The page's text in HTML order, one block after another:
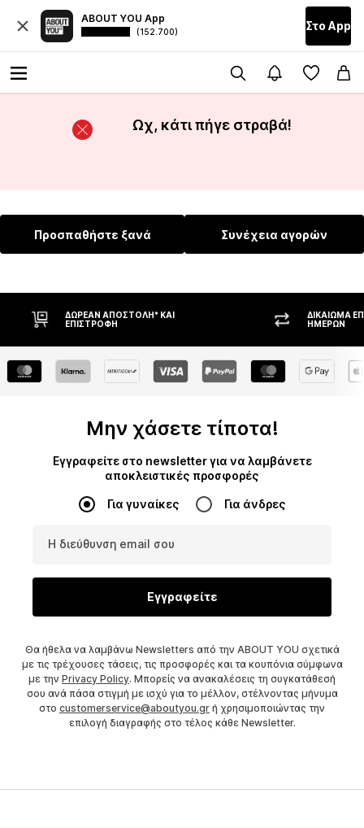
ABOUT YOU App
(152.700) Στο Αpp
Ωχ, κάτι πήγε στραβά!
Προσπαθήστε ξανά Συνέχεια αγορών
ΔΩΡΕΆΝ ΑΠΟΣΤΟΛΉ* ΚΑΙ
ΕΠΙΣΤΡΟΦΉ
ΔΙΚΑΊΩΜΑ
ΗΜΕΡΏΝ
Μην χάσετε τίποτα!
Εγγραφείτε στο newsletter για να λαμβάνετε
αποκλειστικές προσφορές
Για γυναίκες Για άνδρες
Η διεύθυνση email σου
Εγγραφείτε
Θα ήθελα να λαμβάνω Newsletters από την ABOUT YOU σχετικά
με τις τρέχουσες τάσεις, τις προσφορές και τα κουπόνια σύμφωνα
με την Privacy Policy. Μπορείς να ανακαλέσεις τη συγκατάθεσή
σου ανά πάσα στιγμή με ισχύ για το μέλλον, στέλνοντας μήνυμα
στο customerservice@aboutyou.gr ή χρησιμοποιώντας την
επιλογή διαγραφής στο τέλος κάθε Newsletter.